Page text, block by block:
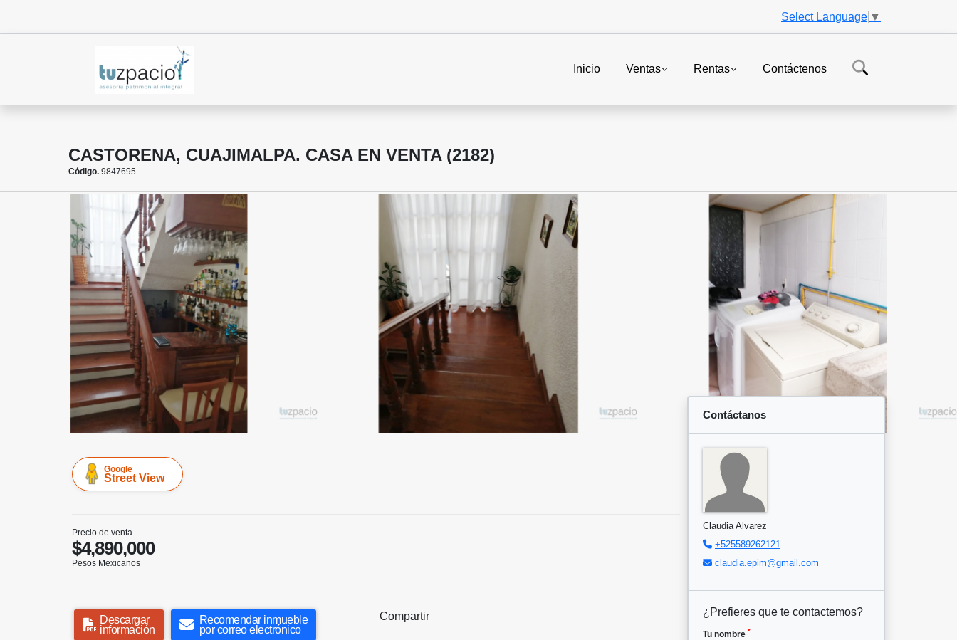
Select Language ▼
Inicio Ventas Rentas Contáctenos
CASTORENA, CUAJIMALPA. CASA EN VENTA (2182)
Código. 9847695
Google
Street View
Precio de venta
$4,890,000
Pesos Mexicanos
Descargar
información
Recomendar inmueble
por correo electrónico
Compartir
Contáctanos
Claudia Alvarez
+525589262121
claudia.epim@gmail.com
¿Prefieres que te contactemos?
Tu nombre *